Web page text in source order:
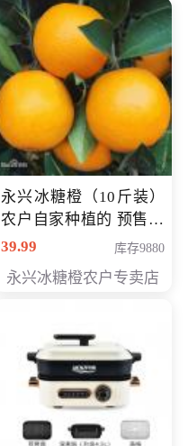
永兴冰糖橙（10斤装）
农户自家种植的 预售10
万斤 会员包邮专享价
39.99 库存9880
永兴冰糖橙农户专卖店